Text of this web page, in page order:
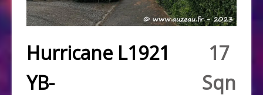
Hurricane L1921
YB-
17
Sqn